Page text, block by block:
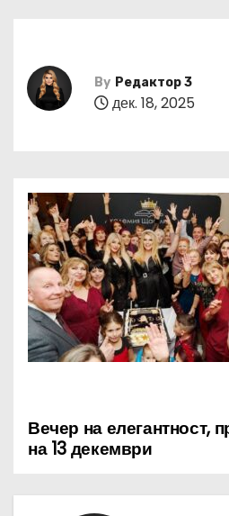
By Редактор 3
дек. 18, 2025
Н
Вечер на елегантност,
на 13 декември